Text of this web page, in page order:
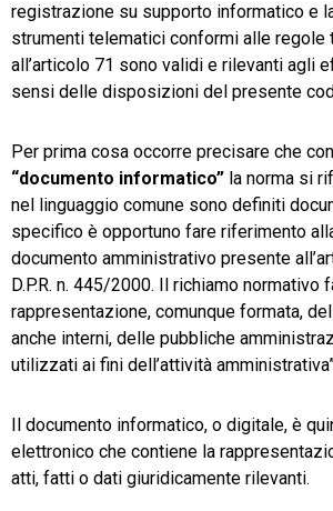
registrazione su supporto informatico e
strumenti telematici conformi alle regole
all’articolo 71 sono validi e rilevanti agli
sensi delle disposizioni del presente
Per prima cosa occorre precisare che
“documento informatico” la norma si
nel linguaggio comune sono definiti
specifico è opportuno fare riferimento
documento amministrativo presente
D.P.R. n. 445/2000. Il richiamo normativo
rappresentazione, comunque formata,
anche interni, delle pubbliche
utilizzati ai fini dell’attività
Il documento informatico, o digitale, è
elettronico che contiene la
atti, fatti o dati giuridicamente rilevanti.